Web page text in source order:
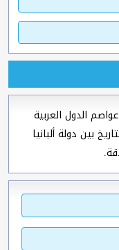
الدول العربية
بين دولة ألبانيا